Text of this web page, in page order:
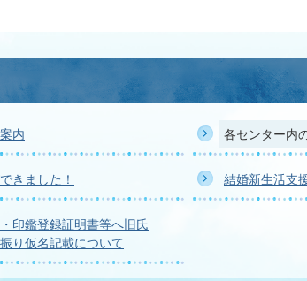
内 各センター内
きました！ 結婚新生活支
印鑑登録証明書等へ旧氏
り仮名記載について